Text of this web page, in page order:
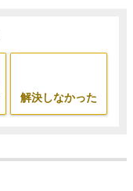
解決しなかった